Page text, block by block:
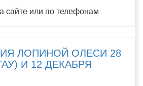
сайте или по телефонам
ЛОПИНОЙ ОЛЕСИ 28
И 12 ДЕКАБРЯ